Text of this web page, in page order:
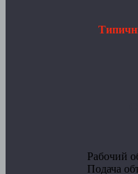
Рабочий
Подача